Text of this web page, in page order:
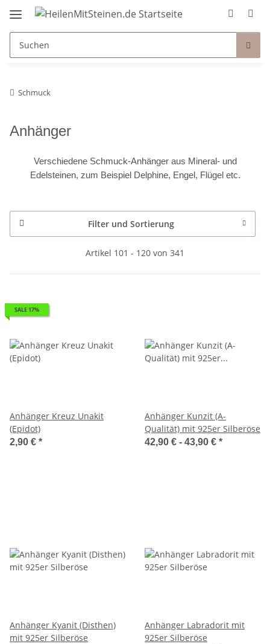
Schmuck
Anhänger
Verschiedene Schmuck-Anhänger aus Mineral- und
Edelsteinen, zum Beispiel Delphine, Engel, Flügel etc.
Filter und Sortierung
Artikel 101 - 120 von 341
SALE 17%
Anhänger Kreuz Unakit
(Epidot)
2,90 € *
Anhänger Kunzit (A-
Qualität) mit 925er Silberöse
42,90 € - 43,90 € *
Anhänger Kyanit (Disthen)
mit 925er Silberöse
Anhänger Labradorit mit
925er Silberöse